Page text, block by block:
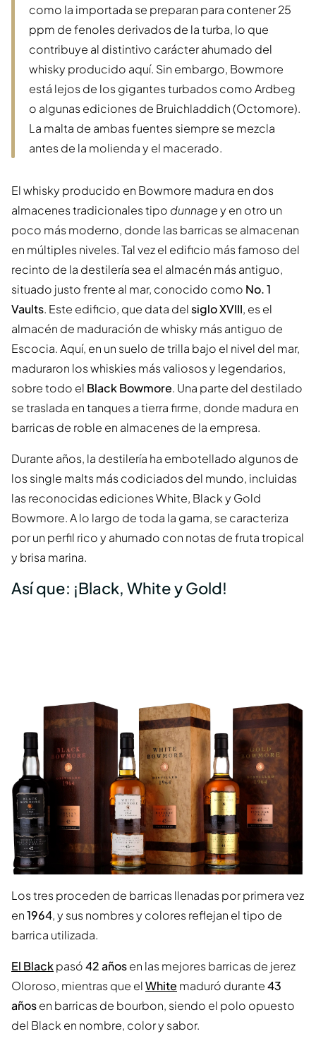
como la importada se preparan para contener 25
ppm de fenoles derivados de la turba, lo que
contribuye al distintivo carácter ahumado del
whisky producido aquí. Sin embargo, Bowmore
está lejos de los gigantes turbados como Ardbeg
o algunas ediciones de Bruichladdich (Octomore).
La malta de ambas fuentes siempre se mezcla
antes de la molienda y el macerado.
El whisky producido en Bowmore madura en dos
almacenes tradicionales tipo dunnagey en otro un
poco más moderno, donde las barricas se almacenan
en múltiples niveles. Tal vez el edificio más famoso del
recinto de la destilería sea el almacén más antiguo,
situado justo frente al mar, conocido como No. 1
Vaults. Este edificio, que data delsiglo XVIII, es el
almacén de maduración de whisky más antiguo de
Escocia. Aquí, en un suelo de trilla bajo el nivel del mar,
maduraron los whiskies más valiosos y legendarios,
sobre todo el Black Bowmore. Una parte del destilado
se traslada en tanques a tierra firme, donde madura en
barricas de roble en almacenes de la empresa.
Durante años, la destilería ha embotellado algunos de
los single malts más codiciados del mundo, incluidas
las reconocidas ediciones White, Black y Gold
Bowmore. A lo largo de toda la gama, se caracteriza
por un perfil rico y ahumado con notas de fruta tropical
y brisa marina.
Así que: ¡Black, White y Gold!
Los tres proceden de barricas llenadas por primera vez
en1964, y sus nombres y colores reflejan el tipo de
barrica utilizada.
El Blackpasó42 añosen las mejores barricas de jerez
Oloroso, mientras que elWhite maduró durante43
añosen barricas de bourbon, siendo el polo opuesto
del Black en nombre, color y sabor.